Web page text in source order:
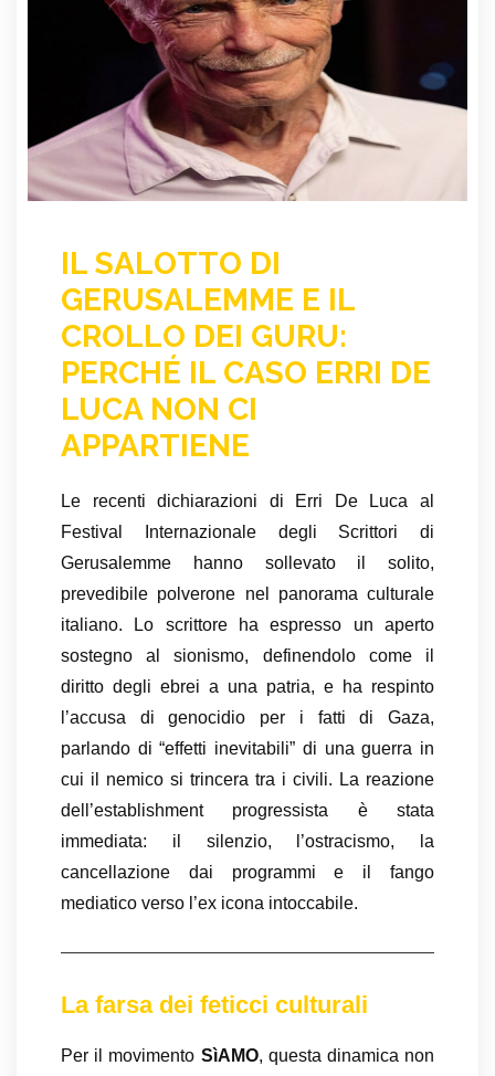
IL SALOTTO DI
GERUSALEMME E IL
CROLLO DEI GURU:
PERCHÉ IL CASO ERRI DE
LUCA NON CI
APPARTIENE
Le recenti dichiarazioni di Erri De Luca al
Festival Internazionale degli Scrittori di
Gerusalemme hanno sollevato il solito,
prevedibile polverone nel panorama culturale
italiano. Lo scrittore ha espresso un aperto
sostegno al sionismo, definendolo come il
diritto degli ebrei a una patria, e ha respinto
l’accusa di genocidio per i fatti di Gaza,
parlando di “effetti inevitabili” di una guerra in
cui il nemico si trincera tra i civili. La reazione
dell’establishment progressista è stata
immediata: il silenzio, l’ostracismo, la
cancellazione dai programmi e il fango
mediatico verso l’ex icona intoccabile.
La farsa dei feticci culturali
Per il movimento SìAMO, questa dinamica non